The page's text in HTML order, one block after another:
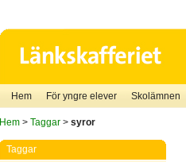
Hem För yngre elever Skolämnen
Hem> Taggar> syror
Taggar